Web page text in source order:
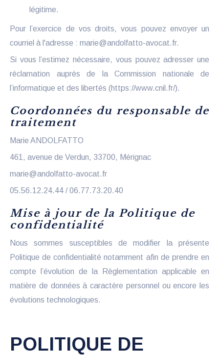
légitime.
Pour l’exercice de vos droits, vous pouvez envoyer un
courriel à l'adresse : marie@andolfatto-avocat.fr.
Si vous l’estimez nécessaire, vous pouvez adresser une
réclamation auprès de la Commission nationale de
l’informatique et des libertés (https://www.cnil.fr/).
Coordonnées du responsable de
traitement
Marie ANDOLFATTO
461, avenue de Verdun, 33700, Mérignac
marie@andolfatto-avocat.fr
05.56.12.24.44 / 06.77.73.20.40
Mise à jour de la Politique de
confidentialité
Nous sommes susceptibles de modifier la présente
Politique de confidentialité notamment afin de prendre en
compte l’évolution de la Règlementation applicable en
matière de données à caractère personnel ou encore les
évolutions technologiques.
POLITIQUE DE